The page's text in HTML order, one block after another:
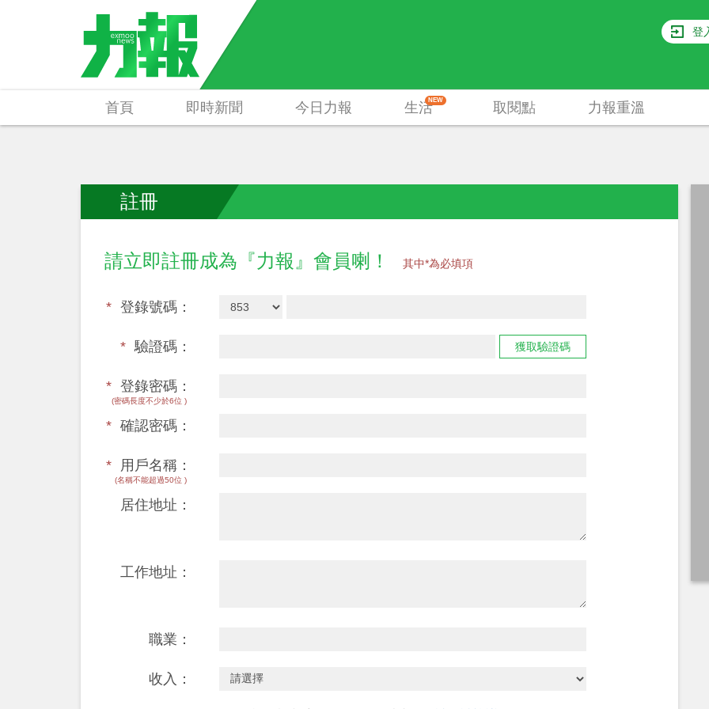
登
首頁 即時新聞 今日力報 生活NEW 取閱點 力報重溫
註冊
請立即註冊成為『力報』會員喇！ 其中*為必填項
* 登錄號碼：
* 驗證碼： 獲取驗證碼
* 登錄密碼：
(密碼長度不少於6位 )
* 確認密碼：
* 用戶名稱：
(名稱不能超過50位 )
居住地址：
工作地址：
職業：
收入：